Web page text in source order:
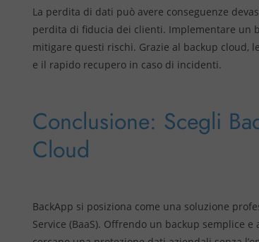
La perdita di dati può avere conseguenze
perdita di fiducia dei clienti. Implementare un
mitigare questi rischi. Grazie al backup cloud,
e il rapido recupero in caso di incidenti.
Conclusione: Scegli
Cloud
BackApp si posiziona come una soluzione
Service (BaaS). Offrendo un backup semplice